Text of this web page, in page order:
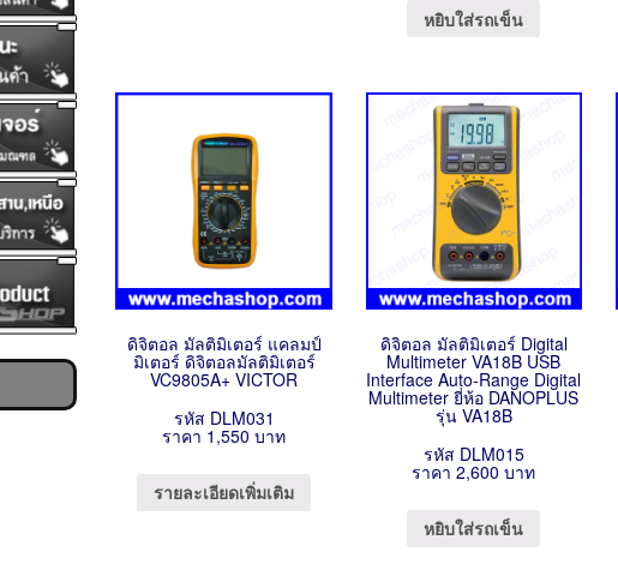
หยิบใส่รถเข็น
ดิจิตอล มัลติมิเตอร์ แคลมป์
มิเตอร์ ดิจิตอลมัลติมิเตอร์
VC9805A+ VICTOR
รหัส DLM031
ราคา 1,550 บาท
รายละเอียดเพิ่มเติม
ดิจิตอล มัลติมิเตอร์ Digital
Multimeter VA18B USB
Interface Auto-Range Digital
Multimeter ยี่ห้อ DANOPLUS
รุ่น VA18B
รหัส DLM015
ราคา 2,600 บาท
หยิบใส่รถเข็น